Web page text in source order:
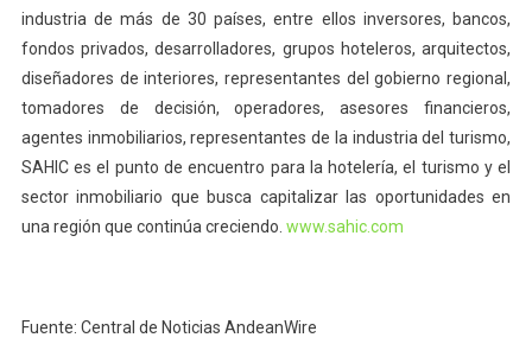
industria de más de 30 países, entre ellos inversores, bancos,
fondos privados, desarrolladores, grupos hoteleros, arquitectos,
diseñadores de interiores, representantes del gobierno regional,
tomadores de decisión, operadores, asesores financieros,
agentes inmobiliarios, representantes de la industria del turismo,
SAHIC es el punto de encuentro para la hotelería, el turismo y el
sector inmobiliario que busca capitalizar las oportunidades en
una región que continúa creciendo. www.sahic.com
Fuente: Central de Noticias AndeanWire